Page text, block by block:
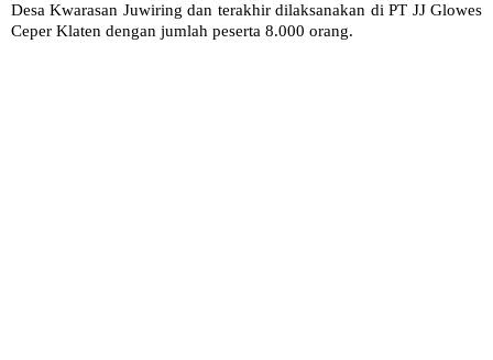
Desa Kwarasan Juwiring dan terakhir dilaksanakan di PT JJ Glowes
Ceper Klaten dengan jumlah peserta 8.000 orang.